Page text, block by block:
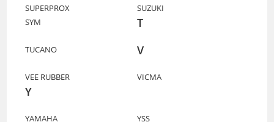
SUPERPROX
SUZUKI
SYM
T
TUCANO V
VEE RUBBER VICMA
Y
YAMAHA
YSS